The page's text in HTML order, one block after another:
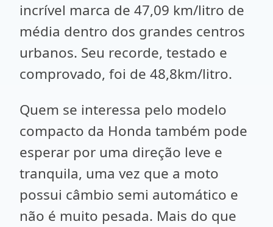
incrível marca de 47,09 km/litro de
média dentro dos grandes centros
urbanos. Seu recorde, testado e
comprovado, foi de 48,8km/litro.
Quem se interessa pelo modelo
compacto da Honda também pode
esperar por uma direção leve e
tranquila, uma vez que a moto
possui câmbio semi automático e
não é muito pesada. Mais do que